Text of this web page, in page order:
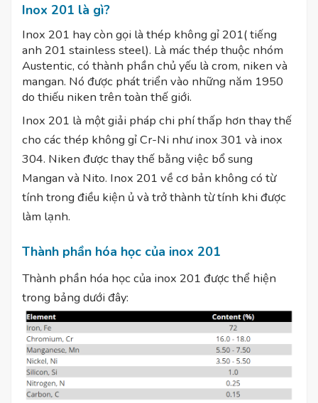
Inox 201 là gì?
Inox 201 hay còn gọi là thép không gỉ 201( tiếng
anh 201 stainless steel). Là mác thép thuộc nhóm
Austentic, có thành phần chủ yếu là crom, niken và
mangan. Nó được phát triển vào những năm 1950
do thiếu niken trên toàn thế giới.
Inox 201 là một giải pháp chi phí thấp hơn thay thế
cho các thép không gỉ Cr-Ni như inox 301 và inox
304. Niken được thay thế bằng việc bổ sung
Mangan và Nito. Inox 201 về cơ bản không có từ
tính trong điều kiện ủ và trở thành từ tính khi được
làm lạnh.
Thành phần hóa học của inox 201
Thành phần hóa học của inox 201 được thể hiện
trong bảng dưới đây: